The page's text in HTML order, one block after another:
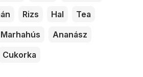
Rizs Hal
Tea
Marhahús
Ananász
Cukorka